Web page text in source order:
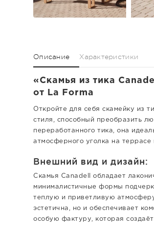
Описание Характеристики
«Скамья из тика
от La Forma
Откройте для себя скамейку из
стиля, способный преобразить
переработанного тика, она
атмосферного уголка на террасе
Внешний вид и дизайн:
Скамья Canadell обладает
минималистичные формы
теплую и приветливую
эстетична, но и обеспечивает
особую фактуру, которая